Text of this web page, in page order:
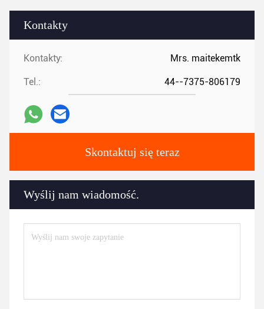
Kontakty
Kontakty: Mrs. maitekemtk
Tel.: 44--7375-806179
Skontaktuj się teraz
Wyślij nam wiadomość.